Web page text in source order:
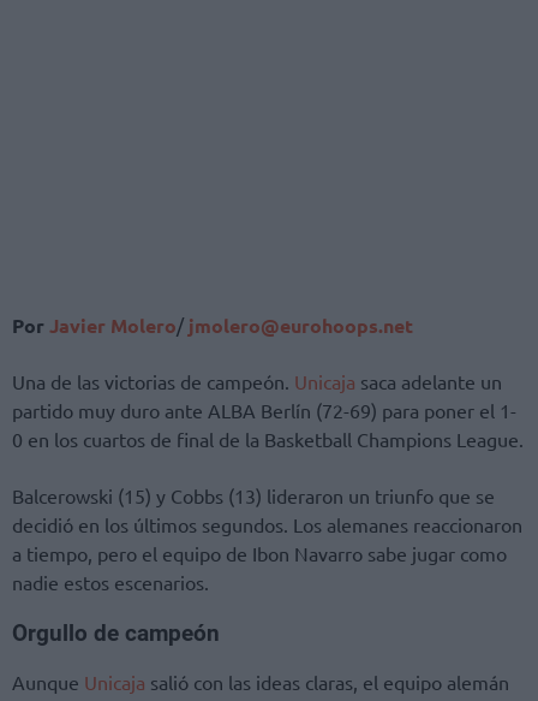
Por Javier Molero/ jmolero@eurohoops.net
Una de las victorias de campeón. Unicaja saca adelante un
partido muy duro ante ALBA Berlín (72-69) para poner el 1-
0 en los cuartos de final de la Basketball Champions League.
Balcerowski (15) y Cobbs (13) lideraron un triunfo que se
decidió en los últimos segundos. Los alemanes reaccionaron
a tiempo, pero el equipo de Ibon Navarro sabe jugar como
nadie estos escenarios.
Orgullo de campeón
Aunque Unicaja salió con las ideas claras, el equipo alemán